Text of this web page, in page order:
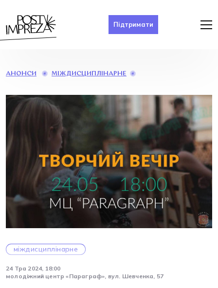
Підтримати
АНОНСИ МІЖДИСЦИПЛІНАРНЕ
міждисциплінарне
24 Тра 2024, 18:00
молодіжний центр «Параграф», вул. Шевченка, 57